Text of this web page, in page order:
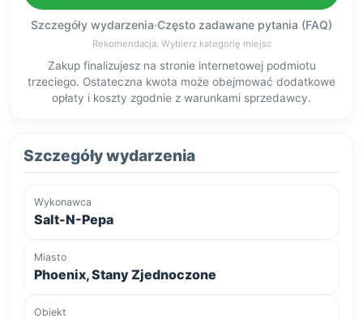
Szczegóły wydarzenia·Często zadawane pytania (FAQ)
Rekomendacja: Wybierz kategorię miejsc
Zakup finalizujesz na stronie internetowej podmiotu
trzeciego. Ostateczna kwota może obejmować dodatkowe
opłaty i koszty zgodnie z warunkami sprzedawcy.
Szczegóły wydarzenia
Wykonawca
Salt-N-Pepa
Miasto
Phoenix, Stany Zjednoczone
Obiekt